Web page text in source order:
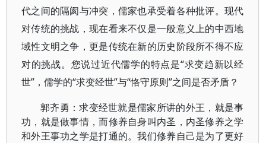
代之间的隔阂与冲突，儒家也承受着各种批评。现代
对传统的挑战，现在看来不仅是一般意义上的中西地
域性文明之争，更是传统在新的历史阶段所不得不应
对的挑战。您说过近代儒学的特点是“求变趋新以经
世”，儒学的“求变经世”与“恪守原则”之间是否矛盾？
郭齐勇：求变经世就是儒家所讲的外王，就是事
功，就是做事情，而修养自身叫内圣，内圣修养之学
和外王事功之学是打通的。我们修养自己是为了更好